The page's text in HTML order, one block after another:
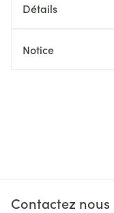
Détails
Notice
Contactez nous